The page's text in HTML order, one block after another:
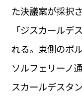
BUSINESS
ビジネス・キャリア
INFOS PRATIQUES
TAG
タグ
た決議案が採択さ
「ジスカールデ
れる。東側のボ
ソルフェリーノ
スカールデスタ